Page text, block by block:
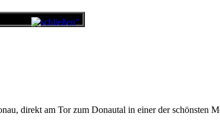
direkt am Tor zum Donautal in einer der schönsten